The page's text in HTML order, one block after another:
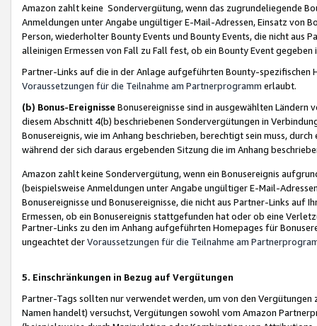
Amazon zahlt keine Sondervergütung, wenn das zugrundeliegende
Anmeldungen unter Angabe ungültiger E-Mail-Adressen, Einsatz von
Person, wiederholter Bounty Events und Bounty Events, die nicht
alleinigen Ermessen von Fall zu Fall fest, ob ein Bounty Event
Partner-Links auf die in der Anlage aufgeführten Bounty-spezifischen
Voraussetzungen für die Teilnahme am Partnerprogramm erlaubt.
(b) Bonus-Ereignisse Bonusereignisse sind in ausgewählten Ländern
diesem Abschnitt 4(b) beschriebenen Sondervergütungen in
Bonusereignis, wie im Anhang beschrieben, berechtigt sein muss,
während der sich daraus ergebenden Sitzung die im Anhang
Amazon zahlt keine Sondervergütung, wenn ein Bonusereignis
(beispielsweise Anmeldungen unter Angabe ungültiger E-Mail-
Bonusereignisse und Bonusereignisse, die nicht aus Partner-Links auf
Ermessen, ob ein Bonusereignis stattgefunden hat oder ob eine
Partner-Links zu den im Anhang aufgeführten Homepages für
ungeachtet derVoraussetzungen für die Teilnahme am
5. Einschränkungen in Bezug auf Vergütungen
Partner-Tags sollten nur verwendet werden, um von den
Namen handelt) versuchst, Vergütungen sowohl vom Amazon